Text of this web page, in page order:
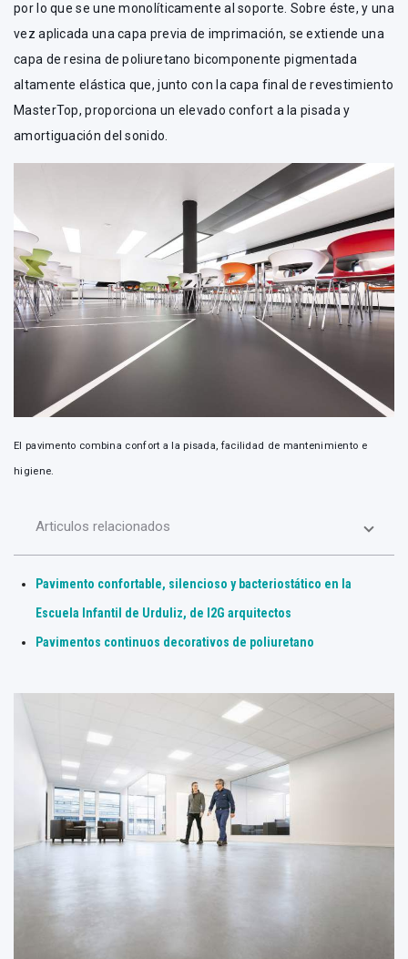
por lo que se une monolíticamente al soporte. Sobre éste, y una
vez aplicada una capa previa de imprimación, se extiende una
capa de resina de poliuretano bicomponente pigmentada
altamente elástica que, junto con la capa final de revestimiento
MasterTop, proporciona un elevado confort a la pisada y
amortiguación del sonido.
El pavimento combina confort a la pisada, facilidad de mantenimiento e
higiene.
Articulos relacionados
Pavimento confortable, silencioso y bacteriostático en la
Escuela Infantil de Urduliz, de I2G arquitectos
Pavimentos continuos decorativos de poliuretano